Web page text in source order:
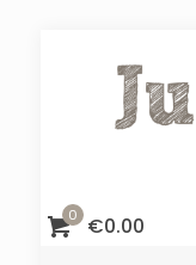
0 €0.00